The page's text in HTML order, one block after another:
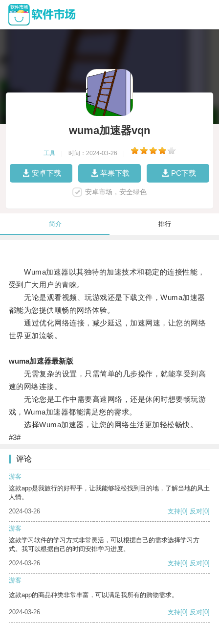
wuma加速器vqn
工具 时间：2024-03-26
安卓下载 苹果下载 PC下载
安卓市场，安全绿色
简介 排行
Wuma加速器以其独特的加速技术和稳定的连接性能，
受到广大用户的青睐。
无论是观看视频、玩游戏还是下载文件，Wuma加速器
都能为您提供顺畅的网络体验。
通过优化网络连接，减少延迟，加速网速，让您的网络
世界更加流畅。
wuma加速器最新版
无需复杂的设置，只需简单的几步操作，就能享受到高
速的网络连接。
无论您是工作中需要高速网络，还是休闲时想要畅玩游
戏，Wuma加速器都能满足您的需求。
选择Wuma加速器，让您的网络生活更加轻松畅快。
#3#
评论
游客
这款app是我旅行的好帮手，让我能够轻松找到目的地，了解当地的风土
人情。
2024-03-26
支持[0] 反对[0]
游客
这款学习软件的学习方式非常灵活，可以根据自己的需求选择学习方
式。我可以根据自己的时间安排学习进度。
2024-03-26
支持[0] 反对[0]
游客
这款app的商品种类非常丰富，可以满足我所有的购物需求。
2024-03-26 支持[0] 反对[0]